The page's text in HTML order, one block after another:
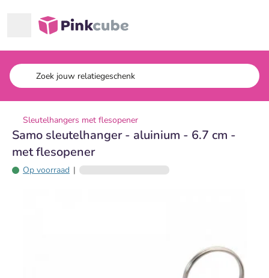
Pinkcube
Sleutelhangers met flesopener
Samo sleutelhanger - aluinium - 6.7 cm -
met flesopener
Op voorraad |